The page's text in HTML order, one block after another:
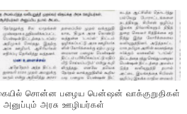
சொன்ன பழைய பென்ஷன் வாக்குறுதிகள்
அரசு ஊழியர்கள்